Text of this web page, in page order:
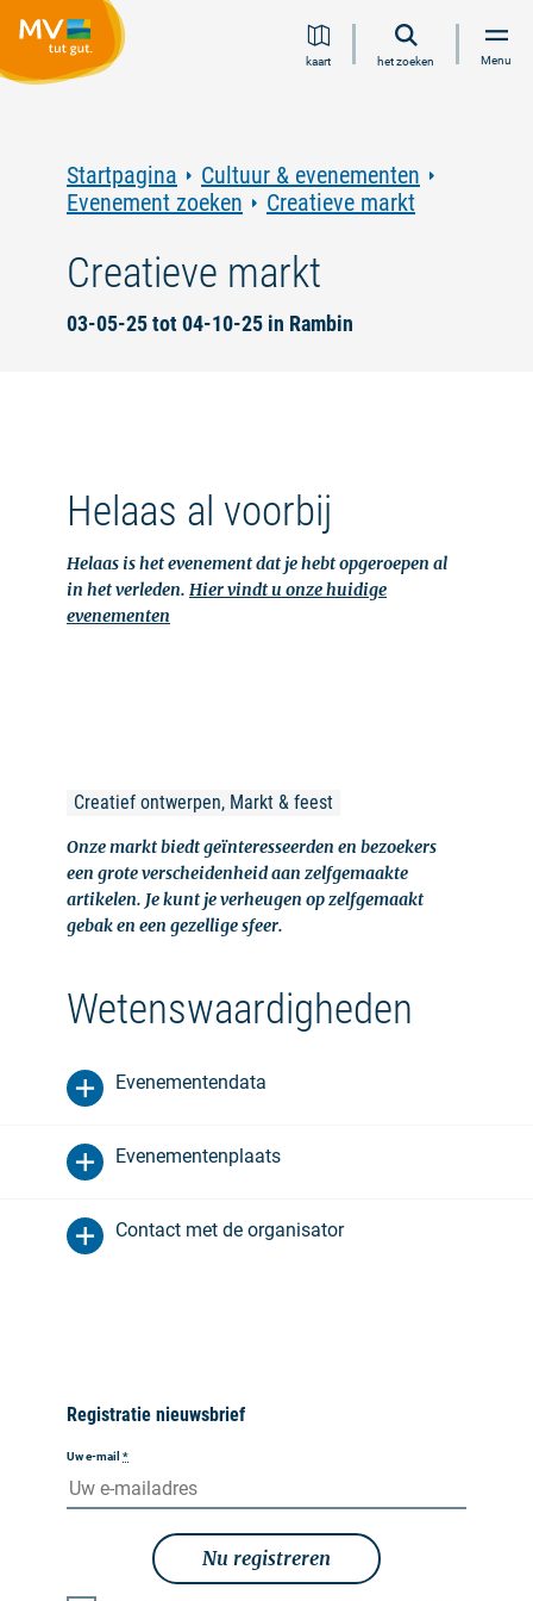
Ga
naar
Ga
naar
Ga
naar
Ga
naar
kaart het zoeken Menu
Startpagina
Cultuur & evenementen
Evenement zoeken
Creatieve markt
Creatieve markt
03-05-25 tot 04-10-25 in Rambin
Helaas al voorbij
Helaas is het evenement dat je hebt opgeroepen al
in het verleden. Hier vindt u onze huidige
evenementen
Creatief ontwerpen, Markt & feest
Onze markt biedt geïnteresseerden en bezoekers
een grote verscheidenheid aan zelfgemaakte
artikelen. Je kunt je verheugen op zelfgemaakt
gebak en een gezellige sfeer.
Wetenswaardigheden
Evenementendata
Evenementenplaats
Contact met de organisator
Registratie nieuwsbrief
Uw e-mail *
Nu registreren